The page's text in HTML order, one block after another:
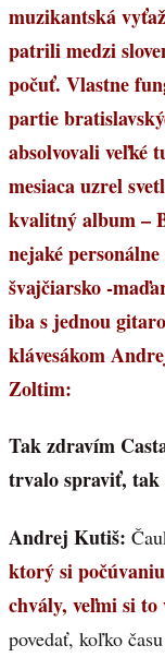
muzikantská
patrili medzi
počuť. Vlastne
partie
absolvovali veľké
mesiaca uzrel
kvalitný album –
nejaké
švajčiarsko -
iba s jednou
klávesákom
Zoltim:
Tak zdravím
trvalo spraviť, tak
Andrej Kutiš:
ktorý si
chvály, veľmi si to
povedať, koľko